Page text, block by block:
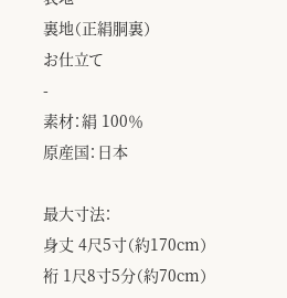
裏地（正絹胴裏）
お仕立て
-
素材：絹 100％
原産国：日本
最大寸法：
身丈 4尺5寸（約170cm）
裄 1尺8寸5分（約70cm）